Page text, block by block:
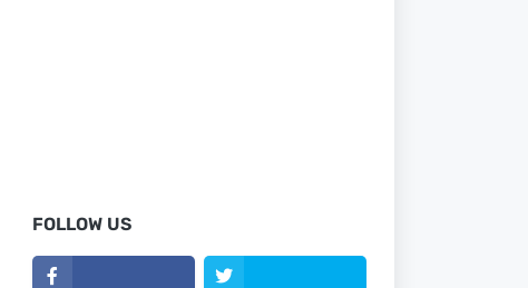
FOLLOW US